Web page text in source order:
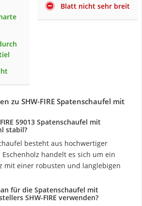
Blatt nicht sehr breit
zu SHW-FIRE Spatenschaufel mit
59013 Spatenschaufel mit
stabil?
besteht aus hochwertiger
Eschenholz handelt es sich um ein
mit einer robusten und langlebigen
für die Spatenschaufel mit
SHW-FIRE verwenden?